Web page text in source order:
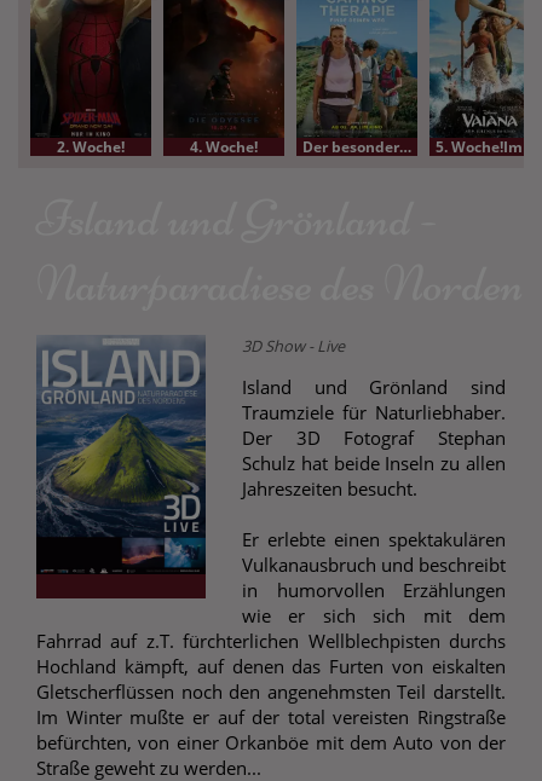
2. Woche! 4. Woche! Der besondere Film
3D Show - Live
Island und Grönland sind
Traumziele für Naturliebhaber.
Der 3D Fotograf Stephan
Schulz hat beide Inseln zu allen
Jahreszeiten besucht.
Er erlebte einen spektakulären
Vulkanausbruch und beschreibt
in humorvollen Erzählungen
wie er sich sich mit dem
Fahrrad auf z.T. fürchterlichen Wellblechpisten durchs
Hochland kämpft, auf denen das Furten von eiskalten
Gletscherflüssen noch den angenehmsten Teil darstellt.
Im Winter mußte er auf der total vereisten Ringstraße
befürchten, von einer Orkanböe mit dem Auto von der
Straße geweht zu werden...